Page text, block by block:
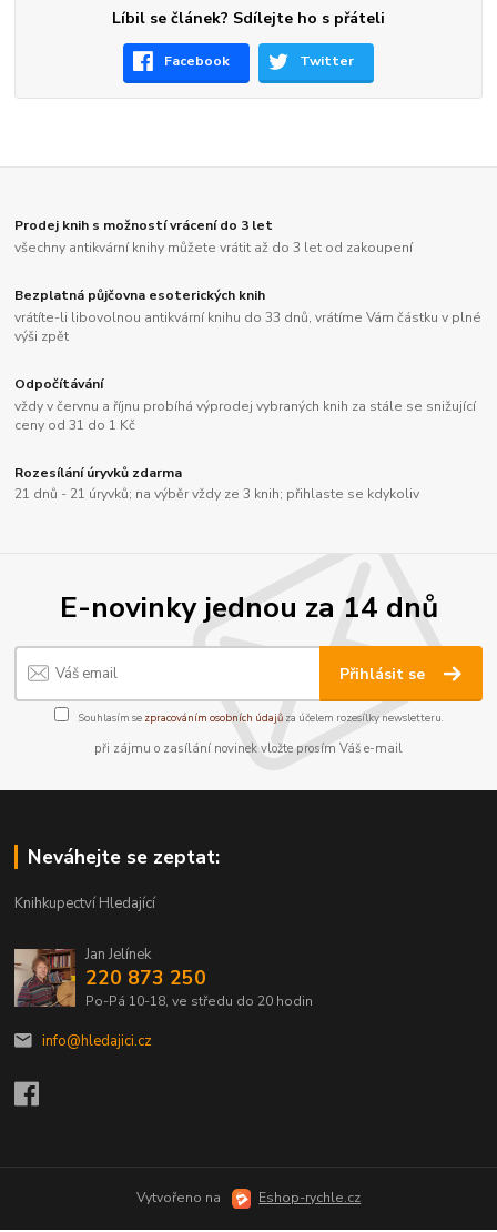
Líbil se článek? Sdílejte ho s přáteli
Facebook Twitter
Prodej knih s možností vrácení do 3 let
všechny antikvární knihy můžete vrátit až do 3 let od zakoupení
Bezplatná půjčovna esoterických knih
vrátíte-li libovolnou antikvární knihu do 33 dnů, vrátíme Vám částku v plné
výši zpět
Odpočítávání
vždy v červnu a říjnu probíhá výprodej vybraných knih za stále se snižující
ceny od 31 do 1 Kč
Rozesílání úryvků zdarma
21 dnů - 21 úryvků; na výběr vždy ze 3 knih; přihlaste se kdykoliv
E-novinky jednou za 14 dnů
Přihlásit se
Souhlasím se zpracováním osobních údajůza účelem rozesílky newsletteru.
při zájmu o zasílání novinek vložte prosím Váš e-mail
Neváhejte se zeptat:
Knihkupectví Hledající
Jan Jelínek
220 873 250
Po-Pá 10-18, ve středu do 20 hodin
info@hledajici.cz
Vytvořeno na Eshop-rychle.cz